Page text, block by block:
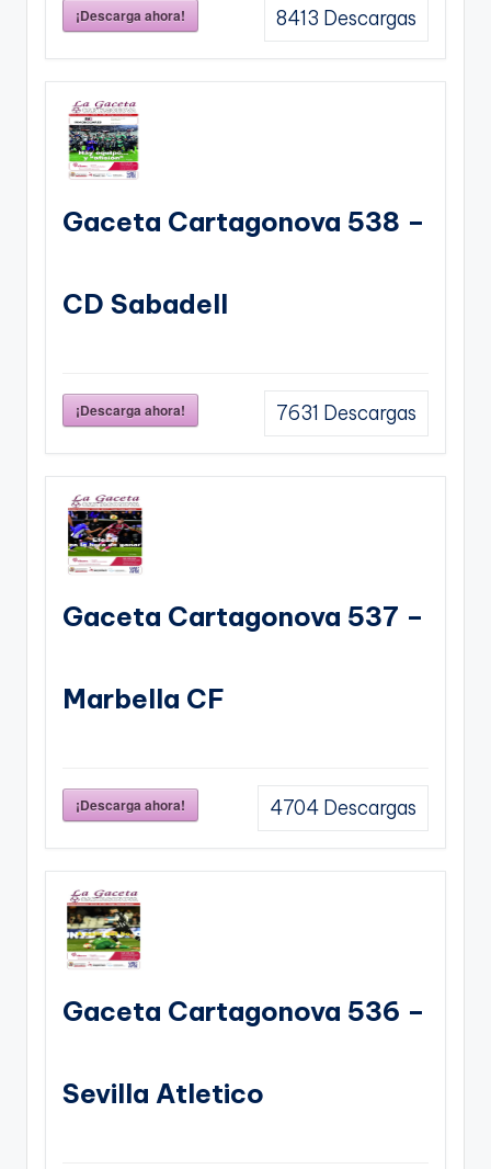
¡Descarga ahora! 8413 Descargas
Gaceta Cartagonova 538 –
CD Sabadell
¡Descarga ahora! 7631 Descargas
Gaceta Cartagonova 537 –
Marbella CF
¡Descarga ahora! 4704 Descargas
Gaceta Cartagonova 536 –
Sevilla Atletico